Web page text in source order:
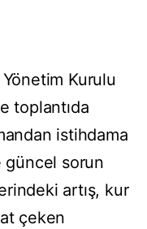
Kurulu
toplantıda
istihdama
güncel sorun
artış, kur
çeken